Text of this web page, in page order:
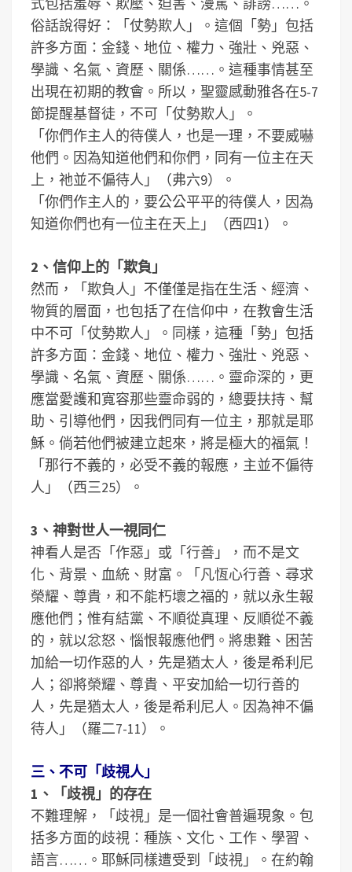
俗話說得好：「仗勢欺人」。這個「勢」包括
許多方面：金錢、地位、權力、強壯、兇惡、
學識、名氣、資歷、關係……。這種事情甚至
出現在初期的教會。所以，聖靈感動雅各在5-7
節提醒基督徒，不可「仗勢欺人」。
「你們作主人的待僕人，也是一理，不要威嚇
他們。因為知道他們和你們，同有一位主在天
上，祂並不偏待人」（弗六9）。
「你們作主人的，要公公平平的待僕人，因為
知道你們也有一位主在天上」（西四1）。
2、信仰上的「欺負」
然而，「欺負人」不僅僅是指在生活、經濟、
物質的層面，也包括了在信仰中，在教會生活
中不可「仗勢欺人」。同樣，這種「勢」包括
許多方面：金錢、地位、權力、強壯、兇惡、
學識、名氣、資歷、關係……。靈命深的，更
應當愛護和寬容那些靈命弱的，總要扶持、幫
助、引導他們，因我們同有一位主，那就是耶
穌。倘若他們被建立起來，將是極大的福氣！
「那行不義的，必受不義的報應，主並不偏待
人」（西三25）。
3、神對世人一視同仁
神看人是否「作惡」或「行善」，而不是文
化、背景、血統、財富。「凡恆心行善、尋求
榮耀、尊貴，和不能朽壞之福的，就以永生報
應他們；惟有結黨、不順從真理、反順從不義
的，就以忿怒、惱恨報應他們。將患難、困苦
加給一切作惡的人，先是猶太人，後是希利尼
人；卻將榮耀、尊貴、平安加給一切行善的
人，先是猶太人，後是希利尼人。因為神不偏
待人」（羅二7-11）。
三、不可「歧視人」
1、「歧視」的存在
不難理解，「歧視」是一個社會普遍現象。包
括多方面的歧視：種族、文化、工作、學習、
語言……。耶穌同樣遭受到「歧視」。在約翰